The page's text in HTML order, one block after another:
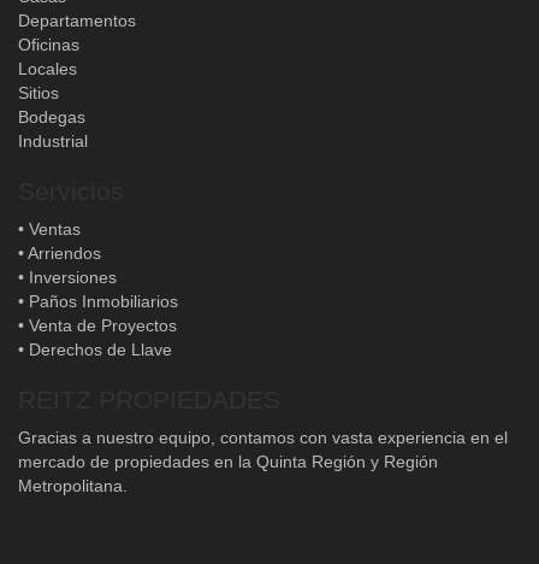
Departamentos
Oficinas
Locales
Sitios
Bodegas
Industrial
• Ventas
• Arriendos
• Inversiones
• Paños Inmobiliarios
• Venta de Proyectos
• Derechos de Llave
Gracias a nuestro equipo, contamos con vasta experiencia en el
mercado de propiedades en la Quinta Región y Región
Metropolitana.